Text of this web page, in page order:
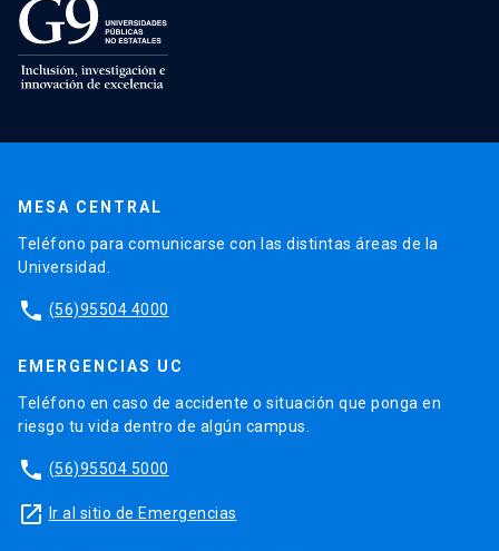
MESA CENTRAL
Teléfono para comunicarse con las distintas áreas de la
Universidad.
phone (56)95504 4000
EMERGENCIAS UC
Teléfono en caso de accidente o situación que ponga en
riesgo tu vida dentro de algún campus.
phone (56)95504 5000
launch Ir al sitio de Emergencias